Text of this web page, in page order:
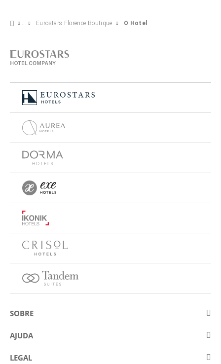
Eurostars Florence Boutique O Hotel
SOBRE
Sobre a Eurostars Hotel Company
AJUDA
Contactar
LEGAL